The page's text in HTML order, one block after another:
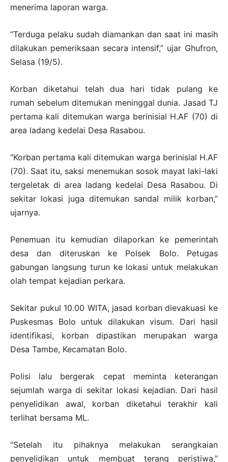
menerima laporan warga.
“Terduga pelaku sudah diamankan dan saat ini masih
dilakukan pemeriksaan secara intensif,” ujar Ghufron,
Selasa (19/5).
Korban diketahui telah dua hari tidak pulang ke
rumah sebelum ditemukan meninggal dunia. Jasad TJ
pertama kali ditemukan warga berinisial H.AF (70) di
area ladang kedelai Desa Rasabou.
“Korban pertama kali ditemukan warga berinisial H.AF
(70). Saat itu, saksi menemukan sosok mayat laki-laki
tergeletak di area ladang kedelai Desa Rasabou. Di
sekitar lokasi juga ditemukan sandal milik korban,”
ujarnya.
Penemuan itu kemudian dilaporkan ke pemerintah
desa dan diteruskan ke Polsek Bolo. Petugas
gabungan langsung turun ke lokasi untuk melakukan
olah tempat kejadian perkara.
Sekitar pukul 10.00 WITA, jasad korban dievakuasi ke
Puskesmas Bolo untuk dilakukan visum. Dari hasil
identifikasi, korban dipastikan merupakan warga
Desa Tambe, Kecamatan Bolo.
Polisi lalu bergerak cepat meminta keterangan
sejumlah warga di sekitar lokasi kejadian. Dari hasil
penyelidikan awal, korban diketahui terakhir kali
terlihat bersama ML.
“Setelah itu pihaknya melakukan serangkaian
penyelidikan untuk membuat terang peristiwa,”